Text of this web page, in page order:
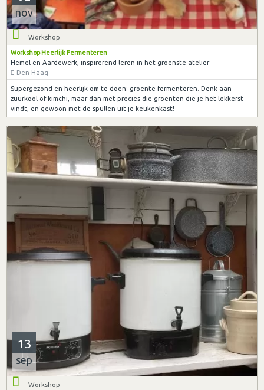
nov
Workshop
Workshop Heerlijk Fermenteren
Hemel en Aardewerk, inspirerend leren in het groenste atelier
Den Haag
Supergezond en heerlijk om te doen: groente fermenteren. Denk aan
zuurkool of kimchi, maar dan met precies die groenten die je het lekkerst
vindt, en gewoon met de spullen uit je keukenkast!
13
sep
Workshop